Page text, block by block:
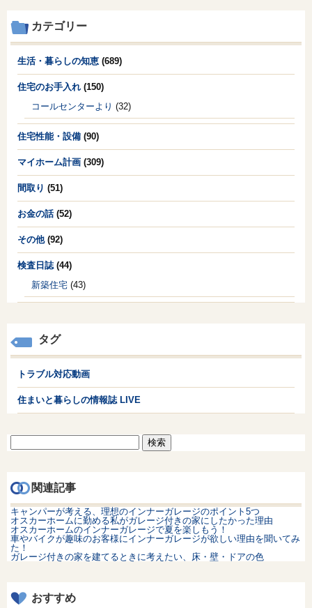
カテゴリー
生活・暮らしの知恵 (689)
住宅のお手入れ (150)
コールセンターより (32)
住宅性能・設備 (90)
マイホーム計画 (309)
間取り (51)
お金の話(52)
その他(92)
検査日誌 (44)
新築住宅 (43)
タグ
トラブル対応動画
住まいと暮らしの情報誌 LIVE
関連記事
キャンパーが考える、理想のインナーガレージのポイント5つ
オスカーホームに勤める私がガレージ付きの家にしたかった理由
オスカーホームのインナーガレージで夏を楽しもう！
車やバイクが趣味のお客様にインナーガレージが欲しい理由を聞いてみ
た！
ガレージ付きの家を建てるときに考えたい、床・壁・ドアの色
おすすめ